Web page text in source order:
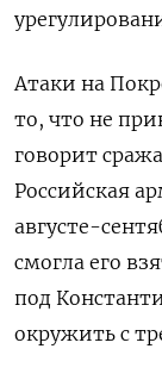
Атаки на
то, что не
говорит
Российская
августе-
смогла его
под
окружить с